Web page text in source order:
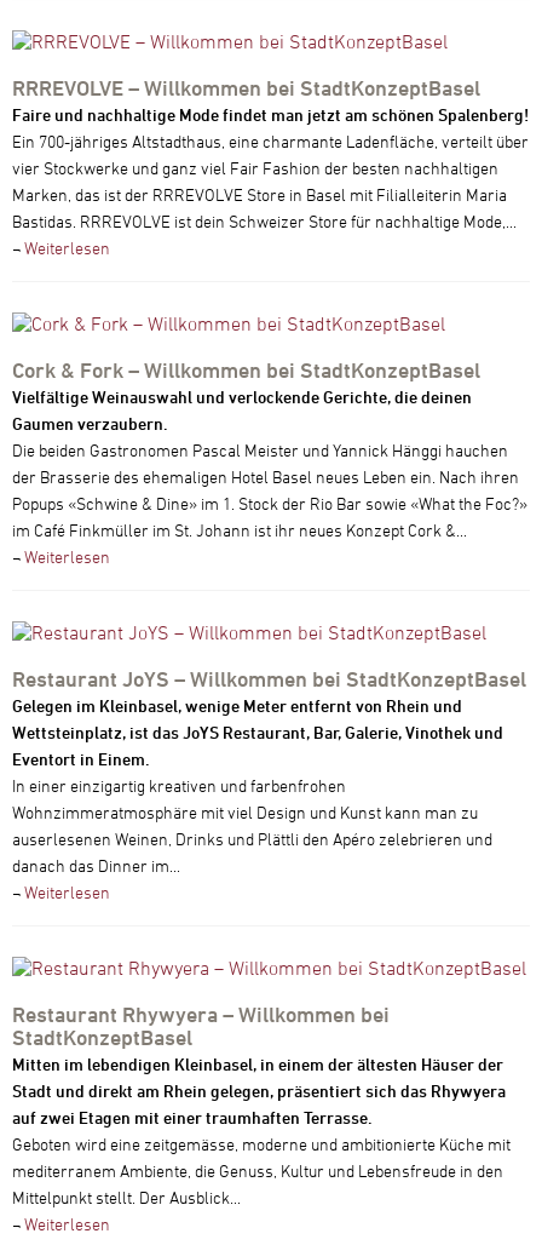
RRREVOLVE – Willkommen bei StadtKonzeptBasel
Faire und nachhaltige Mode findet man jetzt am schönen Spalenberg!
Ein 700-jähriges Altstadthaus, eine charmante Ladenfläche, verteilt über
vier Stockwerke und ganz viel Fair Fashion der besten nachhaltigen
Marken, das ist der RRREVOLVE Store in Basel mit Filialleiterin Maria
Bastidas. RRREVOLVE ist dein Schweizer Store für nachhaltige Mode,...
¬Weiterlesen
Cork & Fork – Willkommen bei StadtKonzeptBasel
Vielfältige Weinauswahl und verlockende Gerichte, die deinen
Gaumen verzaubern.
Die beiden Gastronomen Pascal Meister und Yannick Hänggi hauchen
der Brasserie des ehemaligen Hotel Basel neues Leben ein. Nach ihren
Popups «Schwine & Dine» im 1. Stock der Rio Bar sowie «What the Foc?»
im Café Finkmüller im St. Johann ist ihr neues Konzept Cork &...
¬Weiterlesen
Restaurant JoYS – Willkommen bei StadtKonzeptBasel
Gelegen im Kleinbasel, wenige Meter entfernt von Rhein und
Wettsteinplatz, ist das JoYS Restaurant, Bar, Galerie, Vinothek und
Eventort in Einem.
In einer einzigartig kreativen und farbenfrohen
Wohnzimmeratmosphäre mit viel Design und Kunst kann man zu
auserlesenen Weinen, Drinks und Plättli den Apéro zelebrieren und
danach das Dinner im...
¬Weiterlesen
Restaurant Rhywyera – Willkommen bei
StadtKonzeptBasel
Mitten im lebendigen Kleinbasel, in einem der ältesten Häuser der
Stadt und direkt am Rhein gelegen, präsentiert sich das Rhywyera
auf zwei Etagen mit einer traumhaften Terrasse.
Geboten wird eine zeitgemässe, moderne und ambitionierte Küche mit
mediterranem Ambiente, die Genuss, Kultur und Lebensfreude in den
Mittelpunkt stellt. Der Ausblick...
¬Weiterlesen